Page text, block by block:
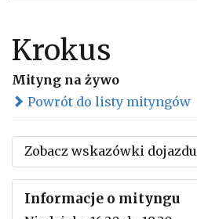
Krokus
Mityng na żywo
Powrót do listy mityngów
Zobacz wskazówki dojazdu
Informacje o mityngu